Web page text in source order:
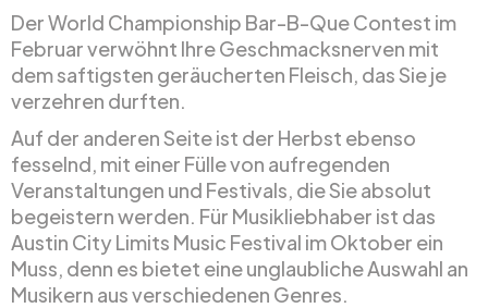
Der World Championship Bar-B-Que Contest im
Februar verwöhnt Ihre Geschmacksnerven mit
dem saftigsten geräucherten Fleisch, das Sie je
verzehren durften.
Auf der anderen Seite ist der Herbst ebenso
fesselnd, mit einer Fülle von aufregenden
Veranstaltungen und Festivals, die Sie absolut
begeistern werden. Für Musikliebhaber ist das
Austin City Limits Music Festival im Oktober ein
Muss, denn es bietet eine unglaubliche Auswahl an
Musikern aus verschiedenen Genres.